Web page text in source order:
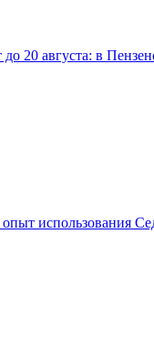
20 августа: в
использования